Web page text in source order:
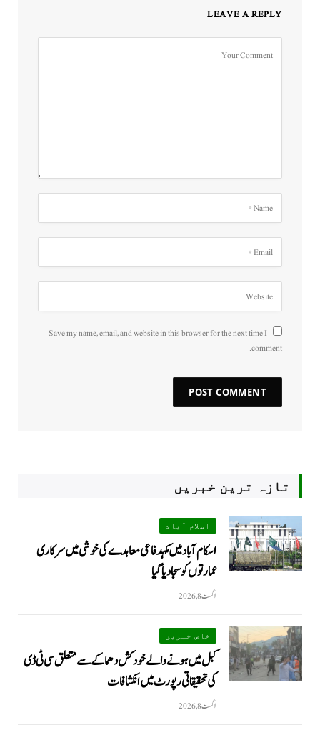
LEAVE A REPLY
Save my name, email, and website in this browser for the next time I
comment.
تازہ ترین خبریں
اسلام آباد
اسکام آباد میں مکہدفاعی معاہدے کی خوشی میں سرکاری
عمارتوں کو سجا دیا گیا
اگست 8, 2026
خاص خبریں
کبل میں ہونے والے خودکش دھماکے سے متعلق سی ٹی ڈی
کی تحقیقاتی رپورٹ میں انکشافات
اگست 8, 2026